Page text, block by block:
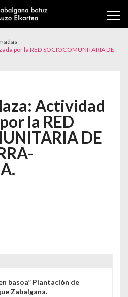
por la RED SOCIOCOMUNITARIA DE
Actividad
la RED
DE
basoa” Plantación de
Zabalgana.